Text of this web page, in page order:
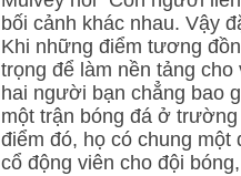
bối cảnh khác nhau. Vậy
Khi những điểm tương
trọng để làm nền tảng
hai người bạn chẳng bao
một trận bóng đá ở
điểm đó, họ có chung
cổ động viên cho đội